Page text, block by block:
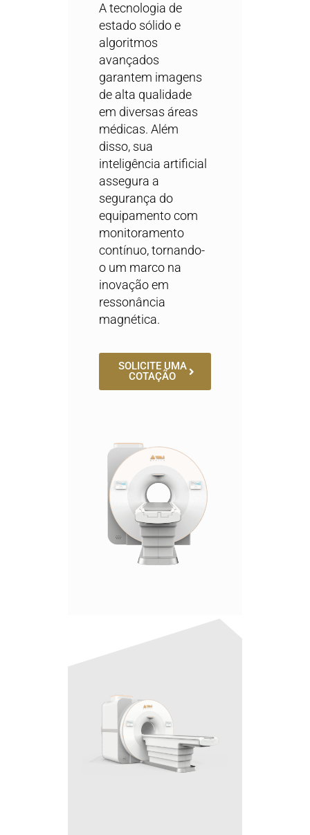
A tecnologia de
estado sólido e
algoritmos
avançados
garantem imagens
de alta qualidade
em diversas áreas
médicas. Além
disso, sua
inteligência artificial
assegura a
segurança do
equipamento com
monitoramento
contínuo, tornando-
o um marco na
inovação em
ressonância
magnética.
SOLICITE UMA
COTAÇÃO